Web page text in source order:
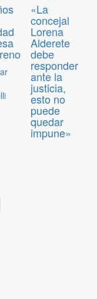
«La
concejal
Lorena
Alderete
debe
responder
ante la
justicia,
esto no
puede
quedar
impune»